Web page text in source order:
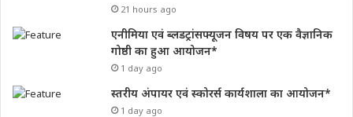
21 hours ago
एनीमिया एवं ब्लडट्रांसफ्यूजन विषय पर एक वैज्ञानिक
गोष्ठी का हुआ आयोजन*
1 day ago
स्तरीय अंपायर एवं स्कोरर्स कार्यशाला का आयोजन*
1 day ago